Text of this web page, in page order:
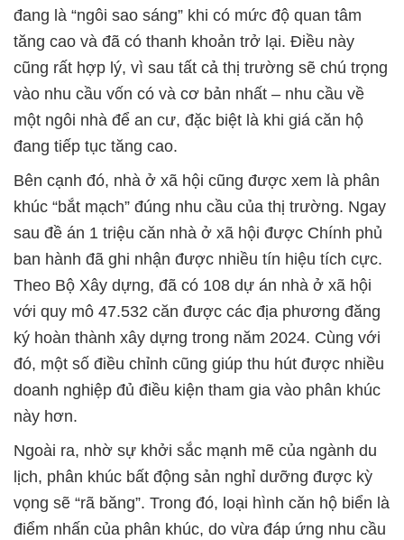
đang là “ngôi sao sáng” khi có mức độ quan tâm
tăng cao và đã có thanh khoản trở lại. Điều này
cũng rất hợp lý, vì sau tất cả thị trường sẽ chú trọng
vào nhu cầu vốn có và cơ bản nhất – nhu cầu về
một ngôi nhà để an cư, đặc biệt là khi giá căn hộ
đang tiếp tục tăng cao.
Bên cạnh đó, nhà ở xã hội cũng được xem là phân
khúc “bắt mạch” đúng nhu cầu của thị trường. Ngay
sau đề án 1 triệu căn nhà ở xã hội được Chính phủ
ban hành đã ghi nhận được nhiều tín hiệu tích cực.
Theo Bộ Xây dựng, đã có 108 dự án nhà ở xã hội
với quy mô 47.532 căn được các địa phương đăng
ký hoàn thành xây dựng trong năm 2024. Cùng với
đó, một số điều chỉnh cũng giúp thu hút được nhiều
doanh nghiệp đủ điều kiện tham gia vào phân khúc
này hơn.
Ngoài ra, nhờ sự khởi sắc mạnh mẽ của ngành du
lịch, phân khúc bất động sản nghỉ dưỡng được kỳ
vọng sẽ “rã băng”. Trong đó, loại hình căn hộ biển là
điểm nhấn của phân khúc, do vừa đáp ứng nhu cầu